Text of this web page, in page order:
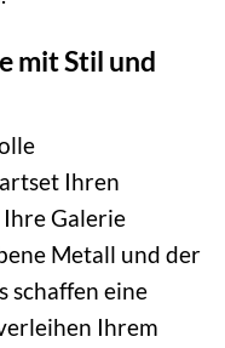
mit Stil und
Ihren
Ihre Galerie
Metall und der
schaffen eine
Ihrem